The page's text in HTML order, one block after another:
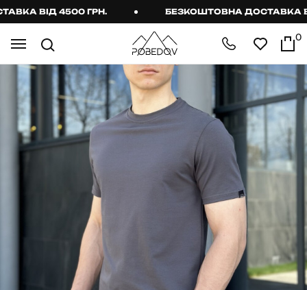
ВІД 4500 ГРН. БЕЗКОШТОВНА ДОСТАВКА ВІД
0